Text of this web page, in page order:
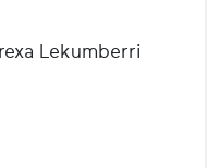
Lekumberri